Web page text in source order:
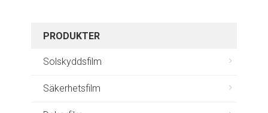
PRODUKTER
Solskyddsfilm
Säkerhetsfilm